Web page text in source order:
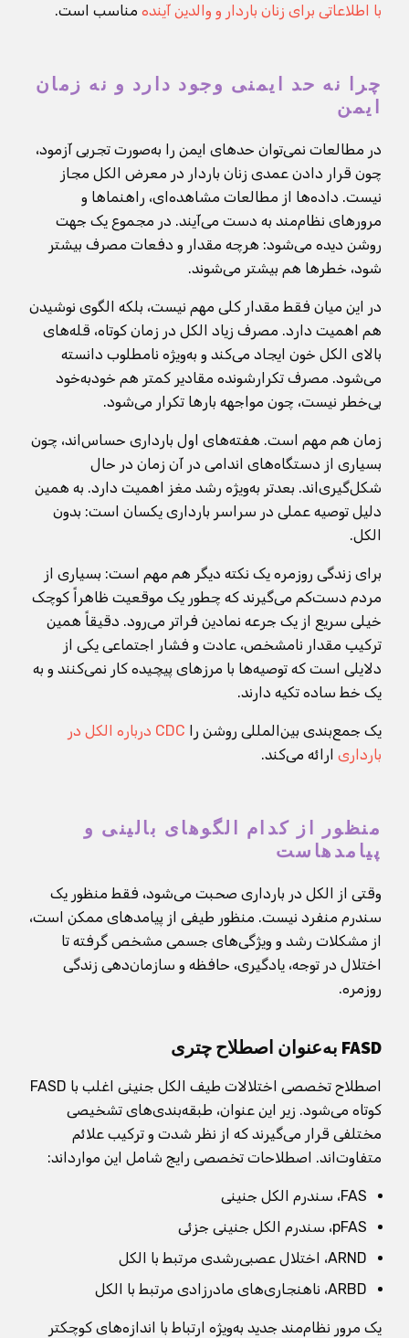
با اطلاعاتی برای زنان باردار و والدین آینده مناسب است.
چرا نه حد ایمنی وجود دارد و نه زمان
ایمن
در مطالعات نمی‌توان حدهای ایمن را به‌صورت تجربی آزمود،
چون قرار دادن عمدی زنان باردار در معرض الکل مجاز
نیست. داده‌ها از مطالعات مشاهده‌ای، راهنماها و
مرورهای نظام‌مند به دست می‌آیند. در مجموع یک جهت
روشن دیده می‌شود: هرچه مقدار و دفعات مصرف بیشتر
شود، خطرها هم بیشتر می‌شوند.
در این میان فقط مقدار کلی مهم نیست، بلکه الگوی نوشیدن
هم اهمیت دارد. مصرف زیاد الکل در زمان کوتاه، قله‌های
بالای الکل خون ایجاد می‌کند و به‌ویژه نامطلوب دانسته
می‌شود. مصرف تکرارشونده مقادیر کمتر هم خودبه‌خود
بی‌خطر نیست، چون مواجهه بارها تکرار می‌شود.
زمان هم مهم است. هفته‌های اول بارداری حساس‌اند، چون
بسیاری از دستگاه‌های اندامی در آن زمان در حال
شکل‌گیری‌اند. بعدتر به‌ویژه رشد مغز اهمیت دارد. به همین
دلیل توصیه عملی در سراسر بارداری یکسان است: بدون
الکل.
برای زندگی روزمره یک نکته دیگر هم مهم است: بسیاری از
مردم دست‌کم می‌گیرند که چطور یک موقعیت ظاهراً کوچک
خیلی سریع از یک جرعه نمادین فراتر می‌رود. دقیقاً همین
ترکیبِ مقدار نامشخص، عادت و فشار اجتماعی یکی از
دلایلی است که توصیه‌ها با مرزهای پیچیده کار نمی‌کنند و به
یک خط ساده تکیه دارند.
یک جمع‌بندی بین‌المللی روشن را
CDC درباره الکل در
بارداری ارائه می‌کند.
منظور از کدام الگوهای بالینی و
پیامدهاست
وقتی از الکل در بارداری صحبت می‌شود، فقط منظور یک
سندرم منفرد نیست. منظور طیفی از پیامدهای ممکن است،
از مشکلات رشد و ویژگی‌های جسمی مشخص گرفته تا
اختلال در توجه، یادگیری، حافظه و سازمان‌دهی زندگی
روزمره.
FASD به‌عنوان اصطلاح چتری
اصطلاح تخصصی اختلالات طیف الکل جنینی اغلب با FASD
کوتاه می‌شود. زیر این عنوان، طبقه‌بندی‌های تشخیصی
مختلفی قرار می‌گیرند که از نظر شدت و ترکیب علائم
متفاوت‌اند. اصطلاحات تخصصی رایج شامل این موارد‌اند:
FAS، سندرم الکل جنینی
pFAS، سندرم الکل جنینی جزئی
ARND، اختلال عصبی‌رشدی مرتبط با الکل
ARBD، ناهنجاری‌های مادرزادی مرتبط با الکل
یک مرور نظام‌مند جدید به‌ویژه ارتباط با اندازه‌های کوچکتر